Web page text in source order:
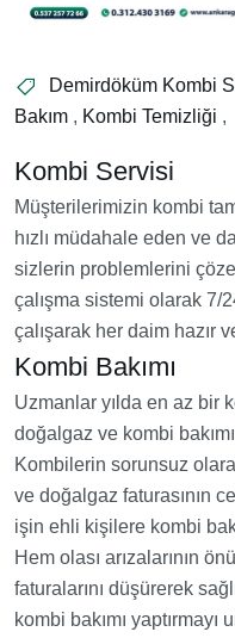
Demirdöküm Kombi
Bakım , Kombi Temizliği ,
Kombi Servisi
Müşterilerimizin kombi
hızlı müdahale eden ve
sizlerin problemlerini
çalışma sistemi olarak 7/
çalışarak her daim hazır
Kombi Bakımı
Uzmanlar yılda en az bir
doğalgaz ve kombi
Kombilerin sorunsuz
ve doğalgaz faturasının
işin ehli kişilere kombi
Hem olası arızalarının
faturalarını düşürerek
kombi bakımı yaptırmayı